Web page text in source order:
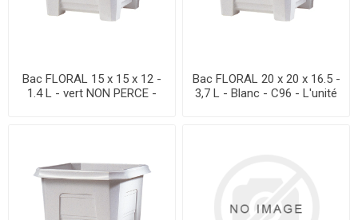
Bac FLORAL 15 x 15 x 12 -
1.4 L - vert NON PERCE -
Bac FLORAL 20 x 20 x 16.5 -
3,7 L - Blanc - C96 - L'unité